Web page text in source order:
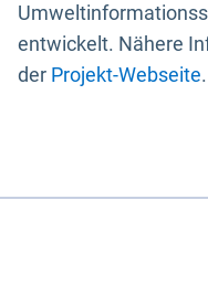
entwickelt. Nähere
der Projekt-Webseite.